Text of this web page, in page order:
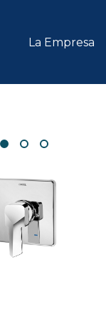
La Empresa